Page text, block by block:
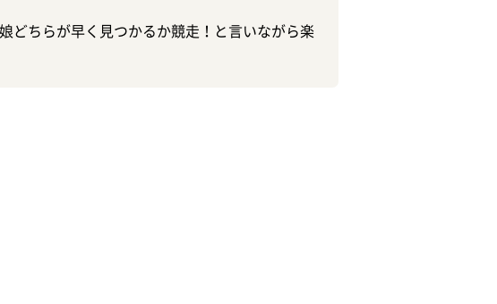
どちらが早く見つかるか競走！と言いながら楽